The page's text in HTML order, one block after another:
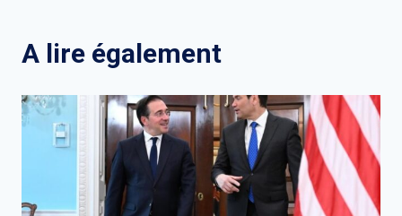
A lire également